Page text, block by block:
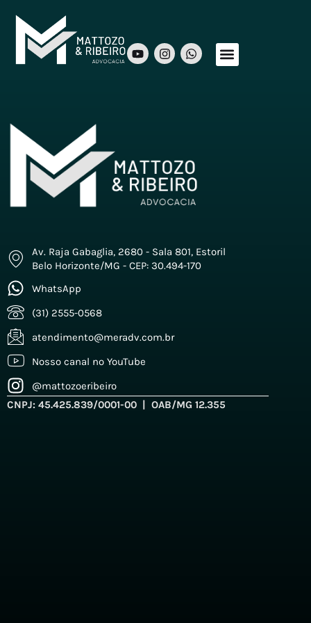
Av. Raja Gabaglia, 2680 - Sala 801, Estoril
Belo Horizonte/MG - CEP: 30.494-170
WhatsApp
(31) 2555-0568
atendimento@meradv.com.br
Nosso canal no YouTube
@mattozoeribeiro
CNPJ: 45.425.839/0001-00 | OAB/MG 12.355